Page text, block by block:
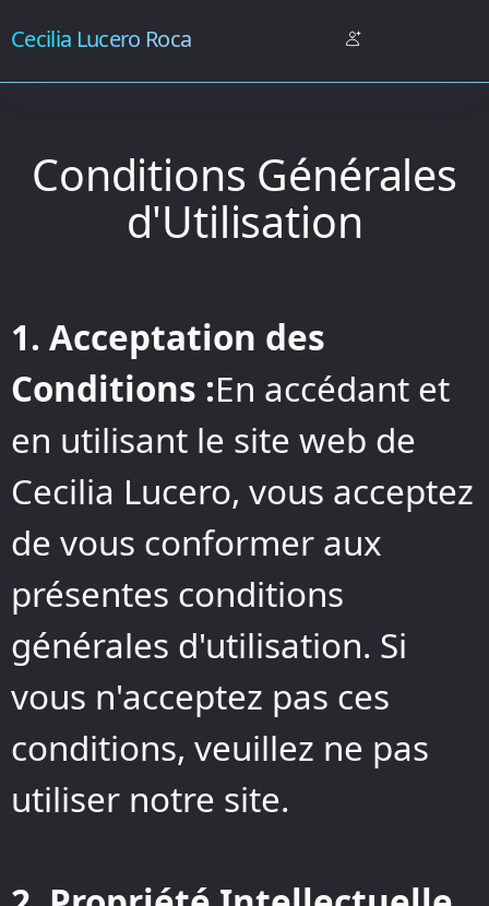
Cecilia Lucero Roca
Conditions Générales
d'Utilisation
1. Acceptation des
Conditions :En accédant et
en utilisant le site web de
Cecilia Lucero, vous acceptez
de vous conformer aux
présentes conditions
générales d'utilisation. Si
vous n'acceptez pas ces
conditions, veuillez ne pas
utiliser notre site.